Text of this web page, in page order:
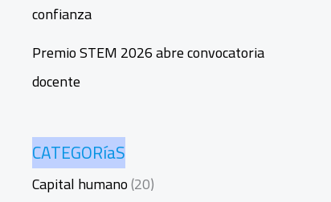
confianza
Premio STEM 2026 abre convocatoria
docente
CATEGORíaS
Capital humano(20)